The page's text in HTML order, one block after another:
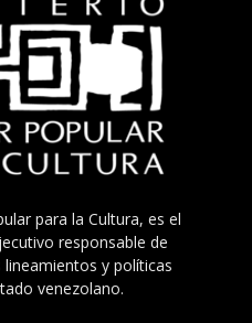
para la Cultura, es el
responsable de
y políticas
venezolano.